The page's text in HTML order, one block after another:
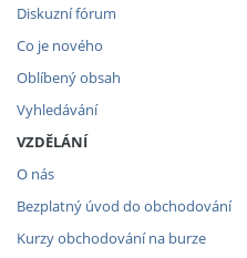
Diskuzní fórum
Co je nového
Oblíbený obsah
Vyhledávání
VZDĚLÁNÍ
O nás
Bezplatný úvod do obchodování
Kurzy obchodování na burze